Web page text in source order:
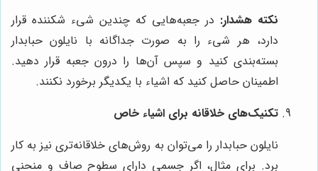
نکته هشدار: در جعبه‌هایی که چندین شیء شکننده قرار
دارد، هر شیء را به صورت جداگانه با نایلون حبابدار
بسته‌بندی کنید و سپس آن‌ها را درون جعبه قرار دهید.
اطمینان حاصل کنید که اشیاء با یکدیگر برخورد نکنند.
تکنیک‌های خلاقانه برای اشیاء خاص
نایلون حبابدار را می‌توان به روش‌های خلاقانه‌تری نیز به کار
برد. برای مثال، اگر جسمی دارای سطوح صاف و منحنی